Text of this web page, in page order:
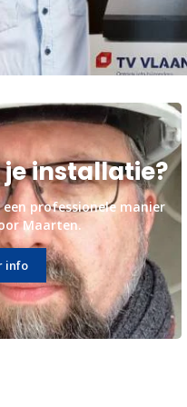
installatie?
professionele manier
Maarten.
info